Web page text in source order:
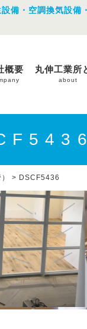
備・空調換気設備
概要 丸伸工業所
about
> DSCF5436